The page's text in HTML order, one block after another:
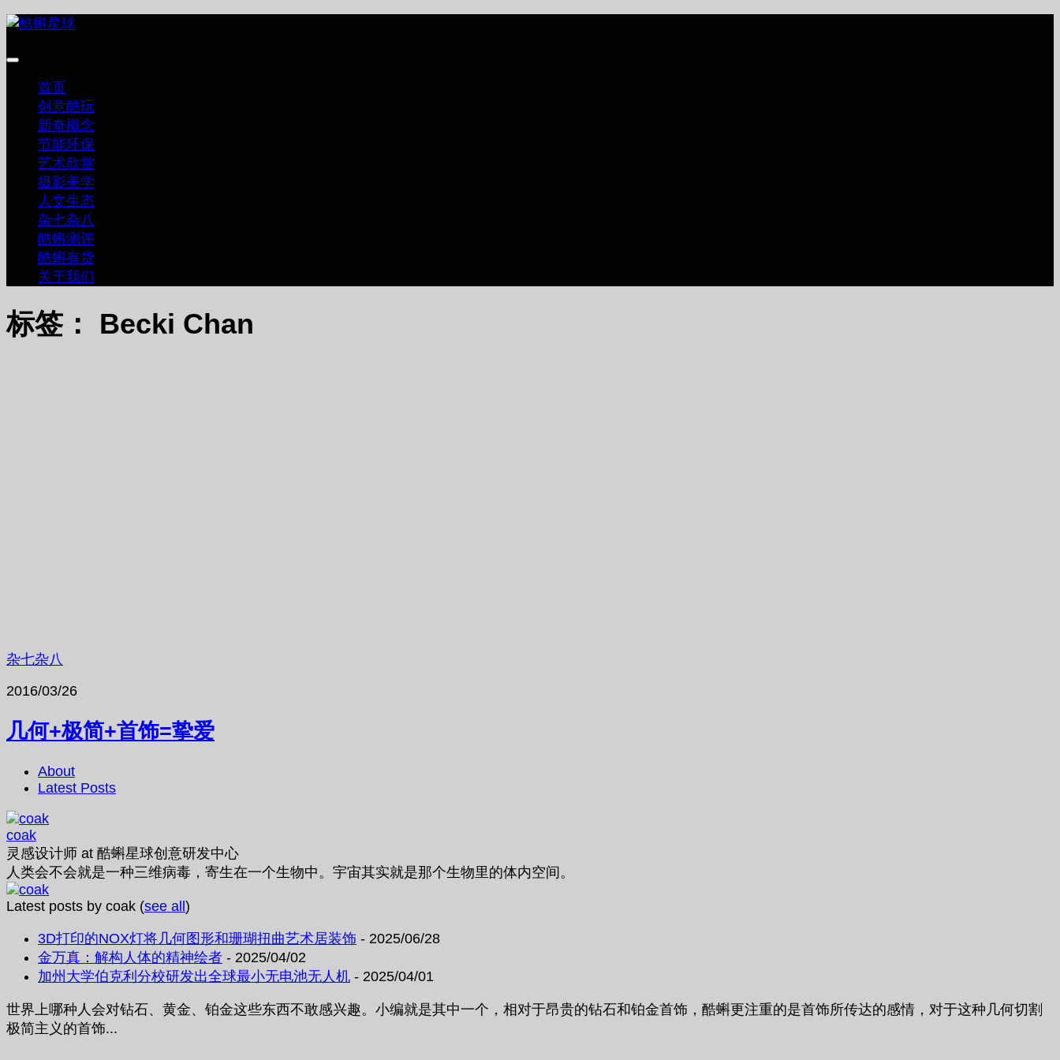
跳
内
首页
创意酷玩
新奇概念
节能环保
艺术欣赏
摄影美学
人文生态
杂七杂八
酷蝌测评
酷蝌有货
关于我们
标签： Becki Chan
杂七杂八
2016/03/26
几何+极简+首饰=挚爱
About
Latest Posts
coak
灵感设计师 at 酷蝌星球创意研发中心
人类会不会就是一种三维病毒，寄生在一个生物中。宇宙其实就是那个生物里的体内空间。
Latest posts by coak (see all)
3D打印的NOX灯将几何图形和珊瑚扭曲艺术居装饰 - 2025/06/28
金万真：解构人体的精神绘者 - 2025/04/02
加州大学伯克利分校研发出全球最小无电池无人机 - 2025/04/01
世界上哪种人会对钻石、黄金、铂金这些东西不敢感兴趣。小编就是其中一个，相对于昂贵的钻石和铂金首饰，酷蝌更注重的是首饰所传达的感情，对于这种几何切割
极简主义的首饰...